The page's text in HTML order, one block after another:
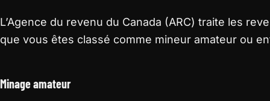
L’Agence du revenu du Canada (ARC) traite les
que vous êtes classé comme mineur amateur ou
Minage amateur